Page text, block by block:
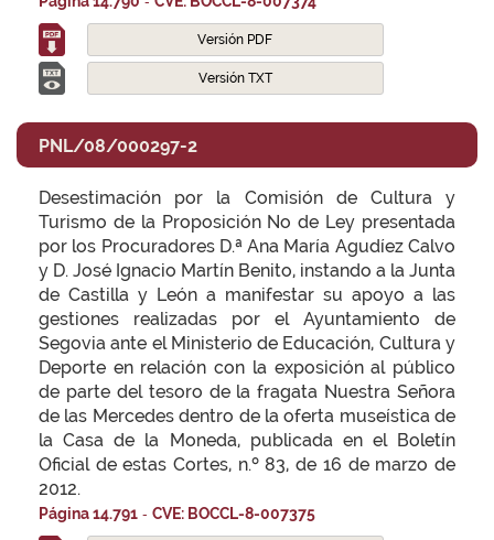
Versión PDF
Versión TXT
PNL/08/000297-2
Desestimación por la Comisión de Cultura y
Turismo de la Proposición No de Ley presentada
por los Procuradores D.ª Ana María Agudíez Calvo
y D. José Ignacio Martín Benito, instando a la Junta
de Castilla y León a manifestar su apoyo a las
gestiones realizadas por el Ayuntamiento de
Segovia ante el Ministerio de Educación, Cultura y
Deporte en relación con la exposición al público
de parte del tesoro de la fragata Nuestra Señora
de las Mercedes dentro de la oferta museística de
la Casa de la Moneda, publicada en el Boletín
Oficial de estas Cortes, n.º 83, de 16 de marzo de
2012.
Página 14.791 - CVE: BOCCL-8-007375